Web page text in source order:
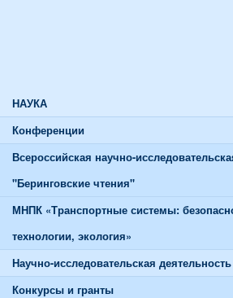
НАУКА
Конференции
Всероссийская научно-
"Беринговские чтения"
МНПК «Транспортные системы:
технологии, экология»
Научно-исследовательская деятельность
Конкурсы и гранты